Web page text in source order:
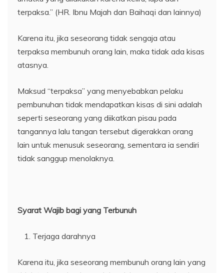
terpaksa.” (HR. Ibnu Majah dan Baihaqi dan lainnya)
Karena itu, jika seseorang tidak sengaja atau
terpaksa membunuh orang lain, maka tidak ada kisas
atasnya.
Maksud “terpaksa” yang menyebabkan pelaku
pembunuhan tidak mendapatkan kisas di sini adalah
seperti seseorang yang diikatkan pisau pada
tangannya lalu tangan tersebut digerakkan orang
lain untuk menusuk seseorang, sementara ia sendiri
tidak sanggup menolaknya.
Syarat Wajib bagi yang Terbunuh
Terjaga darahnya
Karena itu, jika seseorang membunuh orang lain yang